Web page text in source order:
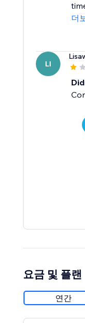
더
LI
요금 및 플랜
연간